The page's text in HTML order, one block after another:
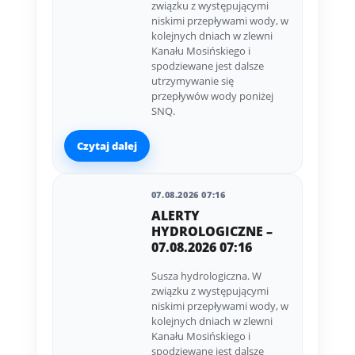
związku z występującymi
niskimi przepływami wody, w
kolejnych dniach w zlewni
Kanału Mosińskiego i
spodziewane jest dalsze
utrzymywanie się
przepływów wody poniżej
SNQ.
Czytaj dalej
07.08.2026 07:16
ALERTY
HYDROLOGICZNE –
07.08.2026 07:16
Susza hydrologiczna. W
związku z występującymi
niskimi przepływami wody, w
kolejnych dniach w zlewni
Kanału Mosińskiego i
spodziewane jest dalsze